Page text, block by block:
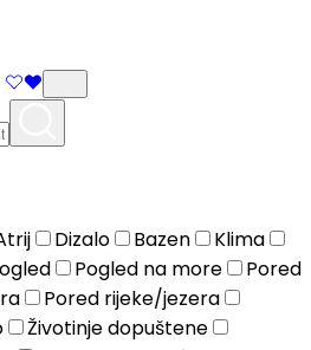
Dizalo Bazen
Klima
Pogled na more
Pored
Pored rijeke/jezera
Životinje dopuštene